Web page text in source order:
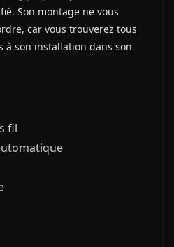
Son montage ne vous
car vous trouverez tous
à son installation dans son
fil